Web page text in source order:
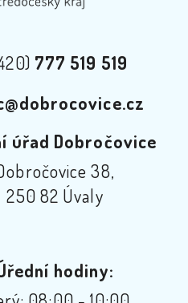
777 519 519
úřad Dobročovice
38,
250 82 Úvaly
hodiny: